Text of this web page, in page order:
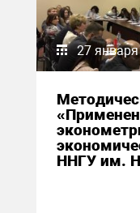
27
ННГУ им.